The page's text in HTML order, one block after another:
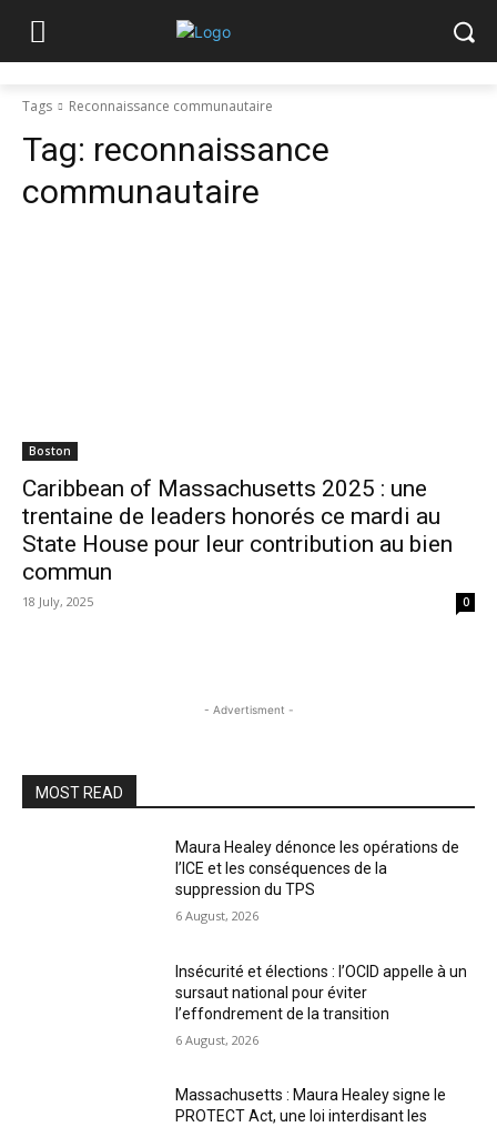
Tags Reconnaissance communautaire
Tag: reconnaissance
communautaire
Boston
Caribbean of Massachusetts 2025 : une
trentaine de leaders honorés ce mardi au
State House pour leur contribution au bien
commun
18 July, 2025 0
- Advertisment -
MOST READ
Maura Healey dénonce les opérations de
l’ICE et les conséquences de la
suppression du TPS
6 August, 2026
Insécurité et élections : l’OCID appelle à un
sursaut national pour éviter
l’effondrement de la transition
6 August, 2026
Massachusetts : Maura Healey signe le
PROTECT Act, une loi interdisant les